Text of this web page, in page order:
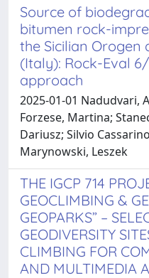
Source of
bitumen rock-
the Sicilian Orogen
(Italy): Rock-Eval
approach
2025-01-01 Nadudvari,
Forzese, Martina;
Dariusz; Silvio
Marynowski, Leszek
THE IGCP 714
GEOCLIMBING &
GEOPARKS” –
GEODIVERSITY
CLIMBING FOR
AND MULTIMEDIA